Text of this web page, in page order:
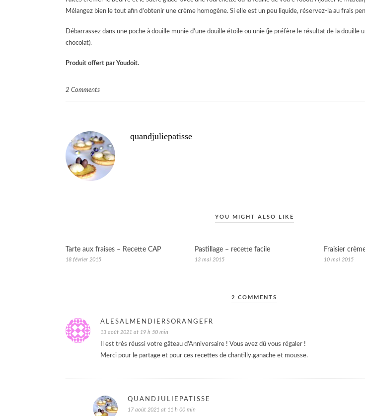
Mélangez bien le tout afin d’obtenir une crème homogène. Si elle est un peu liquide, réservez-la au frais
Débarrassez dans une poche à douille munie d’une douille étoile ou unie (je préfère le résultat de la douille
chocolat).
Produit offert par Youdoit.
2 Comments
quandjuliepatisse
YOU MIGHT ALSO LIKE
Tarte aux fraises – Recette CAP
18 février 2015
Pastillage – recette facile
13 mai 2015
Fraisier
10 mai 2015
2 COMMENTS
ALESALMENDIERSORANGEFR
13 août 2021 at 19 h 50 min
Il est très réussi votre gâteau d’Anniversaire ! Vous avez dû vous régaler !
Merci pour le partage et pour ces recettes de chantilly,ganache et mousse.
QUANDJULIEPATISSE
17 août 2021 at 11 h 00 min